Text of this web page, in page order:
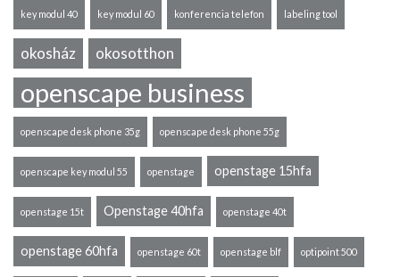
key modul 40 key modul 60 konferencia telefon labeling tool
okosház okosotthon
openscape business
openscape desk phone 35g openscape desk phone 55g
openscape key modul 55 openstage openstage 15hfa
openstage 15t Openstage 40hfa openstage 40t
openstage 60hfa openstage 60t openstage blf optipoint 500